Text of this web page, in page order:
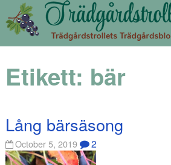
Etikett: bär
Lång bärsäsong
October 5, 2019 2